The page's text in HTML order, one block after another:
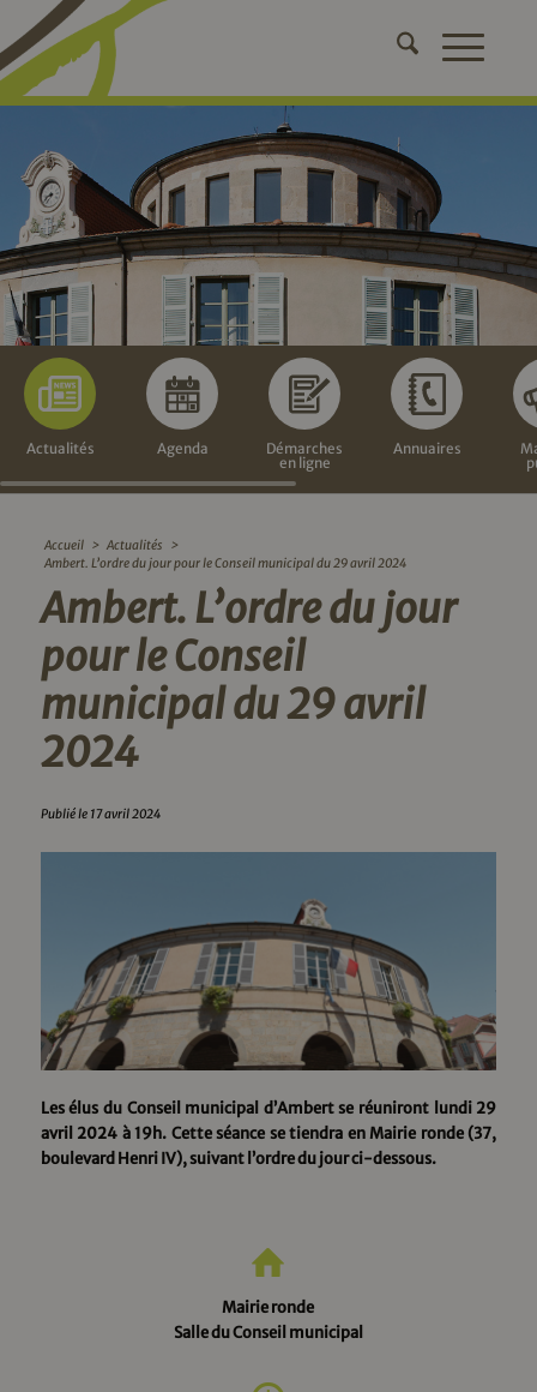
Actualités Agenda
Démarches
en ligne
Annuaires
Accueil > Actualités
>
Ambert. L’ordre du jour pour le Conseil municipal du 29 avril 2024
Ambert. L’ordre du jour
pour le Conseil
municipal du 29 avril
2024
Publié le 17 avril 2024
Les élus du Conseil municipal d’Ambert se réuniront lundi 29
avril 2024 à 19h. Cette séance se tiendra en Mairie ronde (37,
boulevard Henri IV), suivant l’ordre du jour ci-dessous.
Mairie ronde
Salle du Conseil municipal